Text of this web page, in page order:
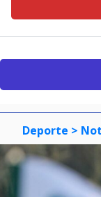
Deporte >